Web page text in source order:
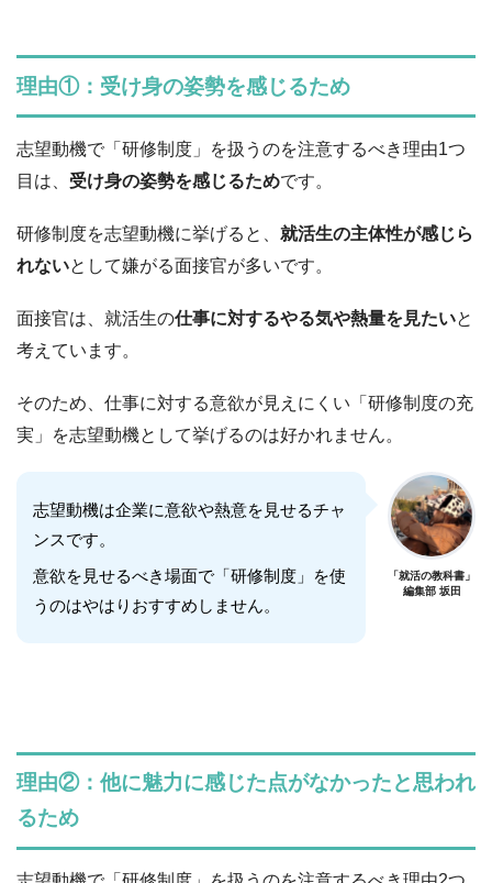
理由①：受け身の姿勢を感じるため
志望動機で「研修制度」を扱うのを注意するべき理由1つ
目は、 受け身の姿勢を感じるためです。
研修制度を志望動機に挙げると、 就活生の主体性が感じら
れないとして嫌がる面接官が多いです。
面接官は、就活生の仕事に対するやる気や熱量を見たいと
考えています。
そのため、仕事に対する意欲が見えにくい「研修制度の充
実」を志望動機として挙げるのは好かれません。
志望動機は企業に意欲や熱意を見せるチャ
ンスです。
意欲を見せるべき場面で「研修制度」を使
うのはやはりおすすめしません。
「就活の教科書」
編集部 坂田
理由②：他に魅力に感じた点がなかったと思われ
るため